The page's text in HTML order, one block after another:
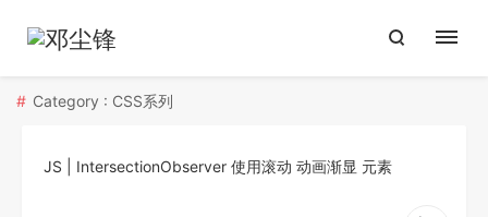
Category : CSS系列
JS | IntersectionObserver 使用滚动 动画渐显 元素